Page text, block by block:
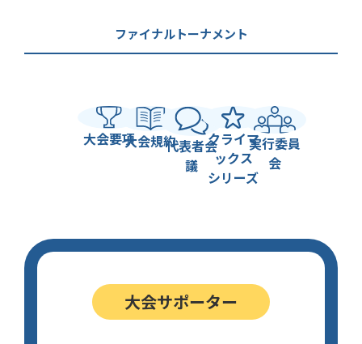
ファイナルトーナメント
大会要項大会規約代表者会
議
クライマ
ックス
シリーズ
実行委員
会
大会サポーター